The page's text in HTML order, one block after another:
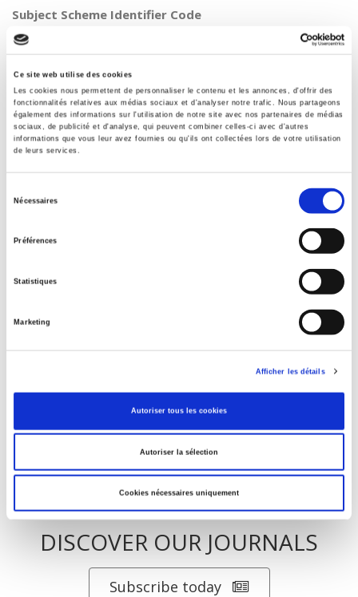
Ce site web utilise des cookies
Les cookies nous permettent de personnaliser le contenu et les annonces, d'offrir des
fonctionnalités relatives aux médias sociaux et d'analyser notre trafic. Nous partageons
également des informations sur l'utilisation de notre site avec nos partenaires de médias
sociaux, de publicité et d'analyse, qui peuvent combiner celles-ci avec d'autres
informations que vous leur avez fournies ou qu'ils ont collectées lors de votre utilisation
de leurs services.
Nécessaires
Préférences
Statistiques
Marketing
Afficher les détails
Autoriser tous les cookies
Autoriser la sélection
Cookies nécessaires uniquement
Subject Scheme Identifier Code
Thema subject category: Politics and government
La société du matching
DISCOVER OUR JOURNALS
Subscribe today